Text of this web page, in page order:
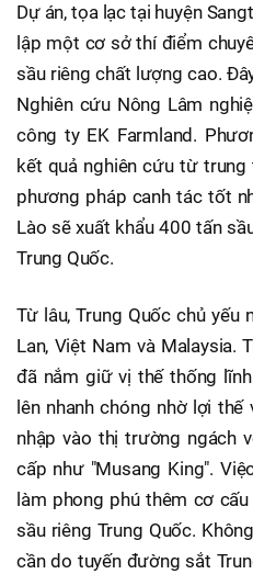
Dự án, tọa lạc tại huyện
lập một cơ sở thí điểm
sầu riêng chất lượng cao.
Nghiên cứu Nông Lâm
công ty EK Farmland.
kết quả nghiên cứu từ
phương pháp canh tác tốt
Lào sẽ xuất khẩu 400 tấn
Trung Quốc.
Từ lâu, Trung Quốc chủ yếu
Lan, Việt Nam và Malaysia.
đã nắm giữ vị thế thống
lên nhanh chóng nhờ lợi
nhập vào thị trường ngách
cấp như "Musang King".
làm phong phú thêm cơ
sầu riêng Trung Quốc.
cần do tuyến đường sắt